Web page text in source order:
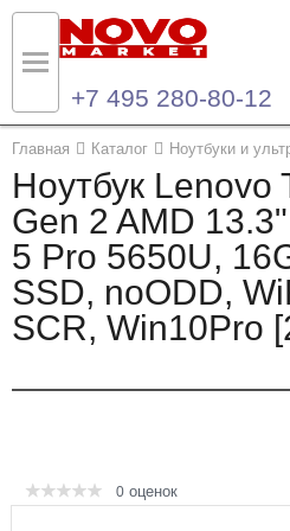
+7 495 280-80-12
Главная Каталог Ноутбуки и
Ноутбук Lenovo
Gen 2 AMD
5 Pro 5650U,
SSD, noODD,
SCR, Win10Pro
0 оценок
Назад
Каталог продукции
Ноутбуки и ультрабуки
Компьютеры
Назад
Контакты
Контактная информация